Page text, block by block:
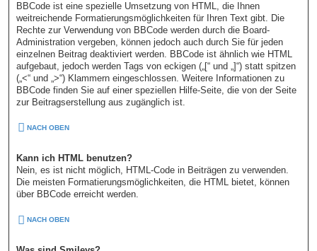
BBCode ist eine spezielle Umsetzung von HTML, die Ihnen
weitreichende Formatierungsmöglichkeiten für Ihren Text gibt. Die
Rechte zur Verwendung von BBCode werden durch die Board-
Administration vergeben, können jedoch auch durch Sie für jeden
einzelnen Beitrag deaktiviert werden. BBCode ist ähnlich wie HTML
aufgebaut, jedoch werden Tags von eckigen („[“ und „]“) statt spitzen
(„<“ und „>“) Klammern eingeschlossen. Weitere Informationen zu
BBCode finden Sie auf einer speziellen Hilfe-Seite, die von der Seite
zur Beitragserstellung aus zugänglich ist.
NACH OBEN
Kann ich HTML benutzen?
Nein, es ist nicht möglich, HTML-Code in Beiträgen zu verwenden.
Die meisten Formatierungsmöglichkeiten, die HTML bietet, können
über BBCode erreicht werden.
NACH OBEN